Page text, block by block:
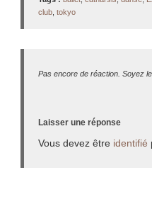
club tokyo
Pas encore de réaction. Soyez
Laisser une réponse
Vous devez être identifié